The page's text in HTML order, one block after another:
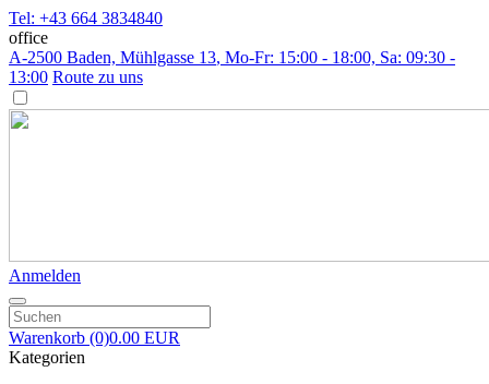
Tel: +43 664 3834840
office
A-2500 Baden, Mühlgasse 13, Mo-Fr: 15:00 - 18:00, Sa: 09:30 -
13:00 Route zu uns
Anmelden
Warenkorb (0)0.00 EUR
Kategorien